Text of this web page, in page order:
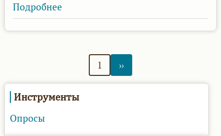
Подробнее
Возвращаемся
дальнейшей
разработке
картографического
сервиса
1
Следующая
страница
››
Инструменты
Опросы